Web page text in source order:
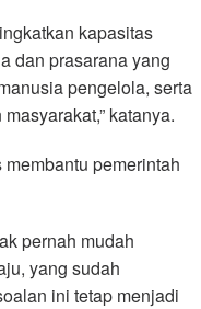
kapasitas
dan prasarana yang
pengelola, serta
katanya.
pemerintah
pernah mudah
yang sudah
ini tetap menjadi